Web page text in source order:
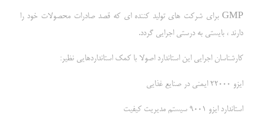
GMP برای شرکت های تولید کننده ای که قصد صادرات محصولات خود را
دارند ، بایستی به درستی اجرایی گردد.
کارشناسان اجرایی این استاندارد اصولا با کمک استانداردهایی نظیر:
ایزو 22000 ایمنی در صنایع غذایی
استاندارد ایزو 9001 سیستم مدیریت کیفیت